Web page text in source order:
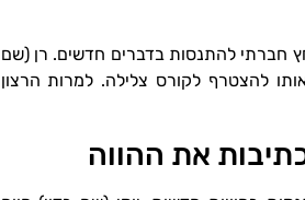
חברתי להתנסות בדברים חדשים. רן (שם
דחפו אותו להצטרף לקורס צלילה. למרות הרצון
את ההווה